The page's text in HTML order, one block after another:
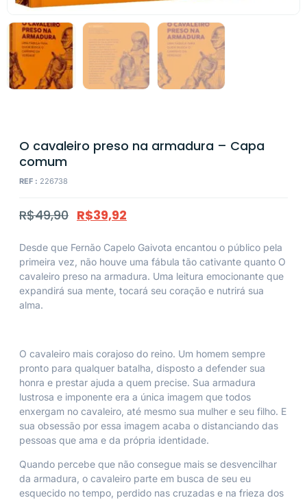
O cavaleiro preso na armadura – Capa
comum
REF : 226738
R$49,90 R$39,92
Desde que Fernão Capelo Gaivota encantou o público pela
primeira vez, não houve uma fábula tão cativante quanto O
cavaleiro preso na armadura. Uma leitura emocionante que
expandirá sua mente, tocará seu coração e nutrirá sua
alma.
O cavaleiro mais corajoso do reino. Um homem sempre
pronto para qualquer batalha, disposto a defender sua
honra e prestar ajuda a quem precise. Sua armadura
lustrosa e imponente era a única imagem que todos
enxergam no cavaleiro, até mesmo sua mulher e seu filho. E
sua obsessão por essa imagem acaba o distanciando das
pessoas que ama e da própria identidade.
Quando percebe que não consegue mais se desvencilhar
da armadura, o cavaleiro parte em busca de seu eu
esquecido no tempo, perdido nas cruzadas e na frieza dos